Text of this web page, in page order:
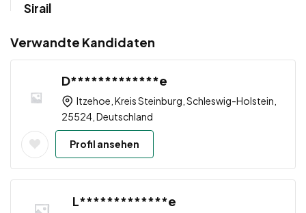
Sirail
Verwandte Kandidaten
D*************e
Itzehoe, Kreis Steinburg, Schleswig-Holstein,
25524, Deutschland
Profil ansehen
L*************e